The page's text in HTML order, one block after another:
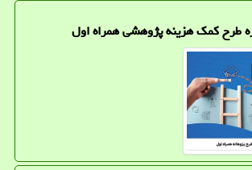
کمک هزینه پژوهشی همراه اول